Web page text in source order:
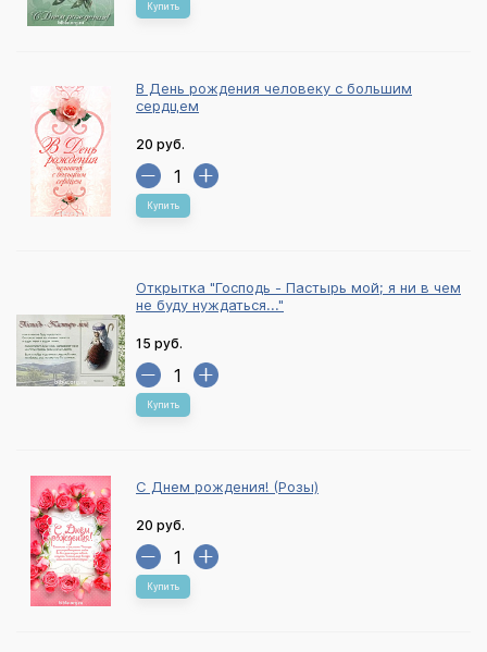
Купить
В День рождения человеку с большим
сердцем
20 руб.
Купить
Открытка "Господь - Пастырь мой; я ни в чем
не буду нуждаться..."
15 руб.
Купить
С Днем рождения! (Розы)
20 руб.
Купить